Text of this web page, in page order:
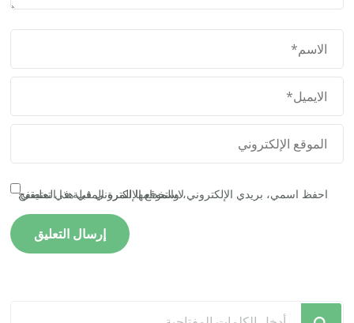
احفظ اسمي، بريدي الإلكتروني، والموقع الإلكتروني في هذا المتصفح لاستخدامها المرة المقبلة في تعليقي.